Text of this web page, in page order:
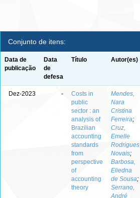
Conjunto de itens:
Data de
publicação
Data
de
defesa
Título Autor(es)
Dez-2023 -
Costs in
public
sector : an
analysis of
Brazilian
accounting
standards
from
perspective
of
accounting
theory
Mendes,
Nara
Cristina
Ferreira;
Cruz,
Emelle
Rodrigues
Novais;
Barbosa,
Eliedna
de Sousa;
Serrano,
André